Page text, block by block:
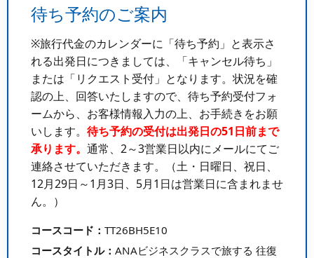
待ち予約のご案内
※旅行代金のカレンダーに「待ち予約」と表示さ
れる出発日につきましては、「キャンセル待ち」
または「リクエスト受付」となります。状況を確
認の上、回答いたしますので、待ち予約受付フォ
ームから、お客様情報入力の上、お手続きをお願
いします。 待ち予約の受付は出発日の51日前まで
承ります。 通常、2～3営業日以内にメールにてご
連絡させていただきます。（土・日曜日、祝日、
12月29日～1月3日、5月1日は営業日に含まれませ
ん。）
コースコード： TT26BH5E10
コースタイトル： ANAビジネスクラスで旅する 往復